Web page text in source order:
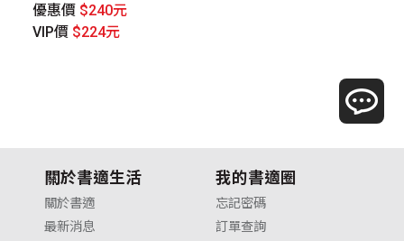
優惠價 $240元
VIP價 $224元
關於書適生活
關於書適
最新消息
我的書適圈
忘記密碼
訂單查詢